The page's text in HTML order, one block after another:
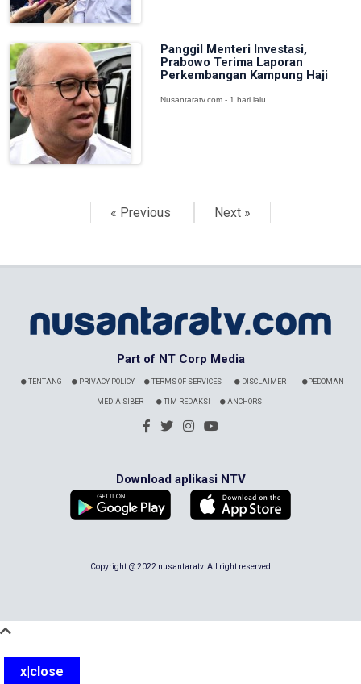
Panggil Menteri Investasi,
Prabowo Terima Laporan
Perkembangan Kampung Haji
Nusantaratv.com - 1 hari lalu
« Previous Next »
Part of NT Corp Media
TENTANG PRIVACY POLICY TERMS OF SERVICES DISCLAIMER PEDOMAN
MEDIA SIBER TIM REDAKSI ANCHORS
Download aplikasi NTV
Copyright @ 2022 nusantaratv. All right reserved
x|close